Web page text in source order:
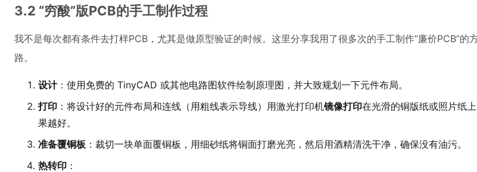
3.2 “穷酸”版PCB的手工制作过程
我不是每次都有条件去打样PCB，尤其是做原型验证的时候。这里分享我用了很多次的手工制作“廉价PCB”的
路。
设计：使用免费的 TinyCAD 或其他电路图软件绘制原理图，并大致规划一下元件布局。
打印 ：将设计好的元件布局和连线（用粗线表示导线）用激光打印机镜像打印在光滑的铜版纸或照片纸
果越好。
准备覆铜板 ：裁切一块单面覆铜板，用细砂纸将铜面打磨光亮，然后用酒精清洗干净，确保没有油污。
热转印 ：